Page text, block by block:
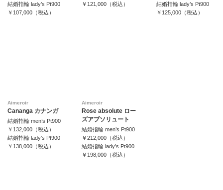
結婚指輪 lady’s Pt900
￥107,000（税込）
￥121,000（税込）
結婚指輪 lady’s Pt900
￥125,000（税込）
Aimeroir
Cananga カナンガ
結婚指輪 men’s Pt900
￥132,000（税込）
結婚指輪 lady’s Pt900
￥138,000（税込）
Aimeroir
Rose absolute ロー
ズアブソリュート
結婚指輪 men’s Pt900
￥212,000（税込）
結婚指輪 lady’s Pt900
￥198,000（税込）